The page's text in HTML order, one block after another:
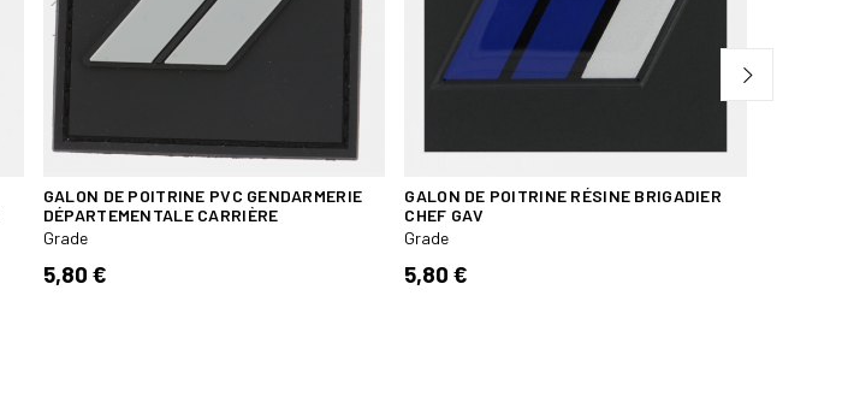
GALON DE POITRINE PVC GENDARMERIE
DÉPARTEMENTALE CARRIÈRE
Grade
5,80 €
GALON DE POITRINE RÉSINE BRIGADIER
CHEF GAV
Grade
5,80 €